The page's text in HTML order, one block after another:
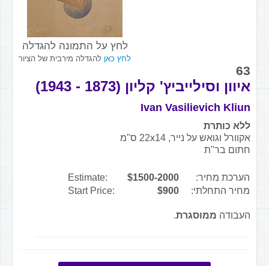
לחץ על התמונה להגדלה
לחץ כאן להגדלה מירבית של הציור
63
איוון וסילייביץ' קליון (1873 - 1943)
Ivan Vasilievich Kliun
ללא כותרת
אקוורל וגואש על נייר, 22x14 ס"מ
חתום בר"ת
הערכת מחיר: $1500-2000
Estimate:
מחיר התחלתי:
$900
Start Price:
העבודה ממוסגרת.